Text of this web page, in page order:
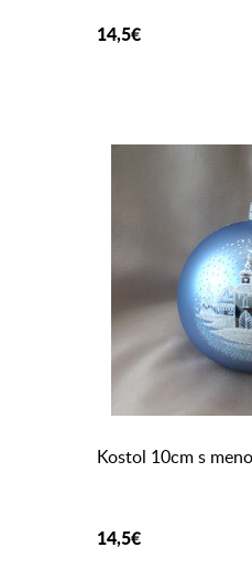
14,5€
Kostol 10cm s
14,5€